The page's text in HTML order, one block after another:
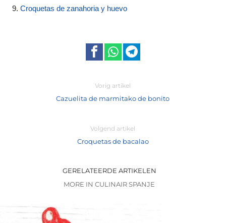
Croquetas de zanahoria y huevo
Vorig artikel
Cazuelita de marmitako de bonito
Volgend artikel
Croquetas de bacalao
GERELATEERDE ARTIKELEN
MORE IN CULINAIR SPANJE